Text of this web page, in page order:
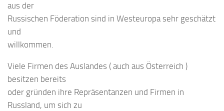
aus der
Russischen Föderation sind in Westeuropa sehr geschätzt
und
willkommen.
Viele Firmen des Auslandes ( auch aus Österreich )
besitzen bereits
oder gründen ihre Repräsentanzen und Firmen in
Russland, um sich zu